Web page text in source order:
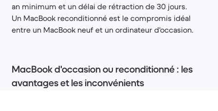
an minimum et un délai de rétraction de 30 jours.
Un MacBook reconditionné est le compromis idéal
entre un MacBook neuf et un ordinateur d'occasion.
MacBook d'occasion ou reconditionné : les
avantages et les inconvénients